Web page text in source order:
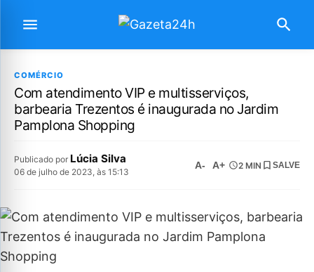
COMÉRCIO
Com atendimento VIP e multisserviços,
barbearia Trezentos é inaugurada no Jardim
Pamplona Shopping
Publicado por Lúcia Silva
06 de julho de 2023, às 15:13
A- A+ 2 MIN SALVE